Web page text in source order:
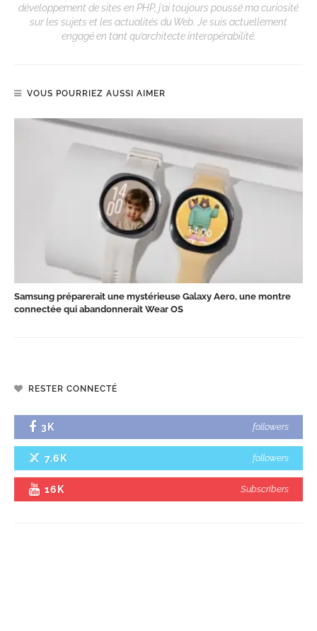
développement de sites en PHP, j’ai toujours poussé ma curiosité
sur les sujets et les actualités du Web. Je suis actuellement
engagé en tant qu’architecte interopérabilité.
VOUS POURRIEZ AUSSI AIMER
Samsung préparerait une mystérieuse Galaxy Aero, une montre
connectée qui abandonnerait Wear OS
RESTER CONNECTÉ
3K followers
7.6K followers
16K Subscribers